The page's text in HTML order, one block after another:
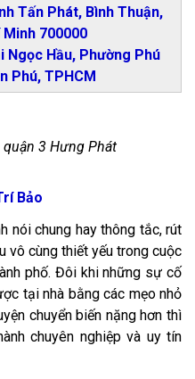
Tấn Phát, Bình Thuận,
Minh 700000
Ngọc Hầu, Phường Phú
Phú, TPHCM
3 Hưng Phát
Bảo
nói chung hay thông tắc, rút
vô cùng thiết yếu trong cuộc
phố. Đôi khi những sự cố
tại nhà bằng các mẹo nhỏ
chuyển biến nặng hơn thì
chuyên nghiệp và uy tín